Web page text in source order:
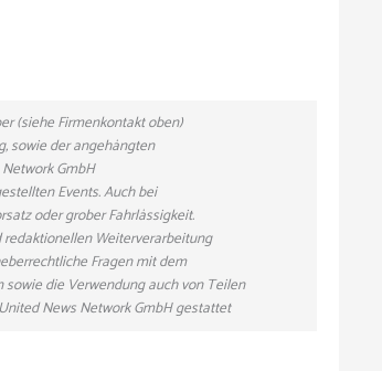
(siehe Firmenkontakt oben)
sowie der angehängten
GmbH
Events. Auch bei
oder grober Fahrlässigkeit.
Weiterverarbeitung
Fragen mit dem
die Verwendung auch von Teilen
News Network GmbH gestattet